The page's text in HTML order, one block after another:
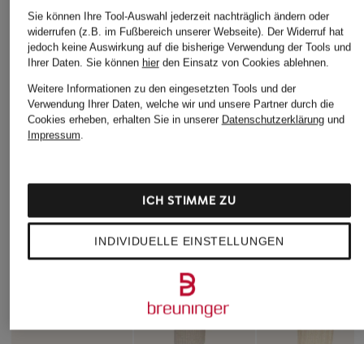
Sie können Ihre Tool-Auswahl jederzeit nachträglich ändern oder
widerrufen (z.B. im Fußbereich unserer Webseite). Der Widerruf hat
jedoch keine Auswirkung auf die bisherige Verwendung der Tools und
Ihrer Daten. Sie können hierden Einsatz von Cookies ablehnen.
Weitere Informationen zu den eingesetzten Tools und der
Verwendung Ihrer Daten, welche wir und unsere Partner durch die
Cookies erheben, erhalten Sie in unserer Datenschutzerklärungund
Impressum.
INDIVIDUELLE EINSTELLUNGEN
ICH STIMME ZU